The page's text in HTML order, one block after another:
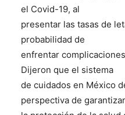
el Covid-19, al
presentar las tasas de
probabilidad de
enfrentar
Dijeron que el sistema
de cuidados en México
perspectiva de garantizar